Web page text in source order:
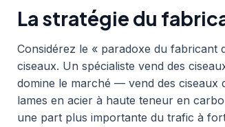
La stratégie du
Considérez le « paradoxe du fabricant
ciseaux. Un spécialiste vend des
domine le marché — vend des ciseaux
lames en acier à haute teneur en
une part plus importante du trafic à